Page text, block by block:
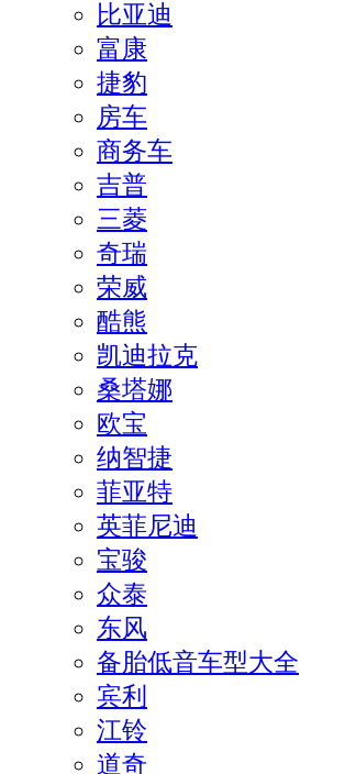
比亚迪
富康
捷豹
房车
商务车
吉普
三菱
奇瑞
荣威
酷熊
凯迪拉克
桑塔娜
欧宝
纳智捷
菲亚特
英菲尼迪
宝骏
众泰
东风
备胎低音车型大全
宾利
江铃
道奇